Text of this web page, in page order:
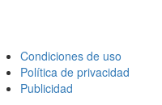
Condiciones de uso
Política de privacidad
Publicidad